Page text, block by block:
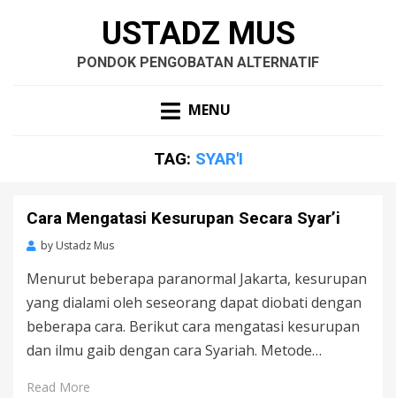
USTADZ MUS
PONDOK PENGOBATAN ALTERNATIF
MENU
TAG: SYAR'I
Cara Mengatasi Kesurupan Secara Syar’i
by Ustadz Mus
Menurut beberapa paranormal Jakarta, kesurupan
yang dialami oleh seseorang dapat diobati dengan
beberapa cara. Berikut cara mengatasi kesurupan
dan ilmu gaib dengan cara Syariah. Metode…
Read More